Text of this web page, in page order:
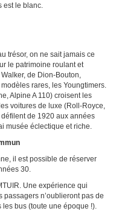
le blanc.
trésor, on ne sait jamais ce
le patrimoine roulant et
de Dion-Bouton,
rares, les Youngtimers.
Alpine A 110) croisent les
voitures de luxe (Roll-Royce,
de 1920 aux années
musée éclectique et riche.
il est possible de réserver
30.
Une expérience qui
n’oublieront pas de
bus (toute une époque !).